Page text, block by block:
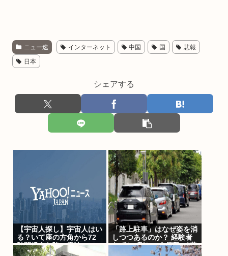
ニュー速 インターネット 中国 国 悲報
日本
シェアする
【宇宙人探し】宇宙人はい
る？いて座の方角から72
秒間捉えた強い電波、50
年間正体分からぬ
「路上駐車」はなぜ姿を消
しつつあるのか？ 経験者
わずか2割という衝撃!「昔
は普通だった光景」が変わ